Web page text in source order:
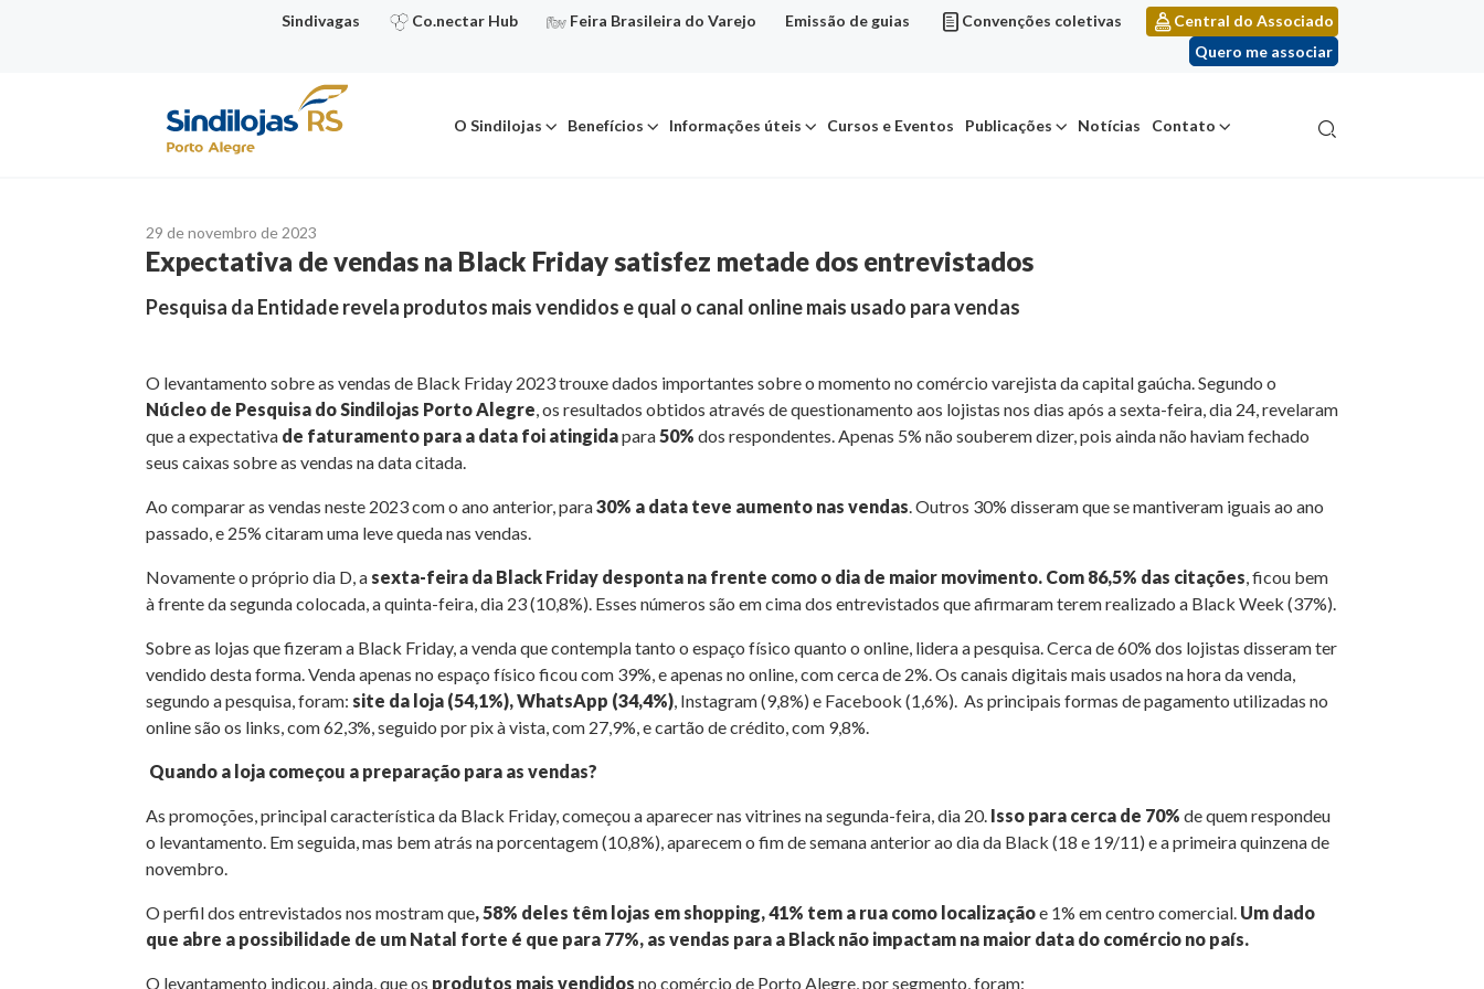
Sindivagas Co.nectar Hub Feira Brasileira do Varejo Emissão de guias Convenções coletivas
Central do Associado
Quero me associar
O Sindilojas Benefícios Informações úteis Cursos e Eventos Publicações Notícias Contato
29 de novembro de 2023
Expectativa de vendas na Black Friday satisfez metade dos entrevistados
Pesquisa da Entidade revela produtos mais vendidos e qual o canal online mais usado para vendas
O levantamento sobre as vendas de Black Friday 2023 trouxe dados importantes sobre o momento no comércio varejista da capital gaúcha. Segundo o
Núcleo de Pesquisa do Sindilojas Porto Alegre, os resultados obtidos através de questionamento aos lojistas nos dias após a sexta-feira, dia 24, revelaram
que a expectativa de faturamento para a data foi atingidapara50% dos respondentes. Apenas 5% não souberem dizer, pois ainda não haviam fechado
seus caixas sobre as vendas na data citada.
Ao comparar as vendas neste 2023 com o ano anterior, para30% a data teve aumento nas vendas. Outros 30% disseram que se mantiveram iguais ao ano
passado, e 25% citaram uma leve queda nas vendas.
Novamente o próprio dia D, a sexta-feira da Black Friday desponta na frente como o dia de maior movimento. Com 86,5% das citações, ficou bem
à frente da segunda colocada, a quinta-feira, dia 23 (10,8%). Esses números são em cima dos entrevistados que afirmaram terem realizado a Black Week (37%).
Sobre as lojas que fizeram a Black Friday, a venda que contempla tanto o espaço físico quanto o online, lidera a pesquisa. Cerca de 60% dos lojistas disseram ter
vendido desta forma. Venda apenas no espaço físico ficou com 39%, e apenas no online, com cerca de 2%. Os canais digitais mais usados na hora da venda,
segundo a pesquisa, foram: site da loja (54,1%), WhatsApp (34,4%), Instagram (9,8%) e Facebook (1,6%). As principais formas de pagamento utilizadas no
online são os links, com 62,3%, seguido por pix à vista, com 27,9%, e cartão de crédito, com 9,8%.
Quando a loja começou a preparação para as vendas?
As promoções, principal característica da Black Friday, começou a aparecer nas vitrines na segunda-feira, dia 20. Isso para cerca de 70% de quem respondeu
o levantamento. Em seguida, mas bem atrás na porcentagem (10,8%), aparecem o fim de semana anterior ao dia da Black (18 e 19/11) e a primeira quinzena de
novembro.
O perfil dos entrevistados nos mostram que, 58% deles têm lojas em shopping, 41% tem a rua como localizaçãoe 1% em centro comercial. Um dado
que abre a possibilidade de um Natal forte é que para 77%, as vendas para a Black não impactam na maior data do comércio no país.
O levantamento indicou, ainda, que os produtos mais vendidos no comércio de Porto Alegre, por segmento, foram: